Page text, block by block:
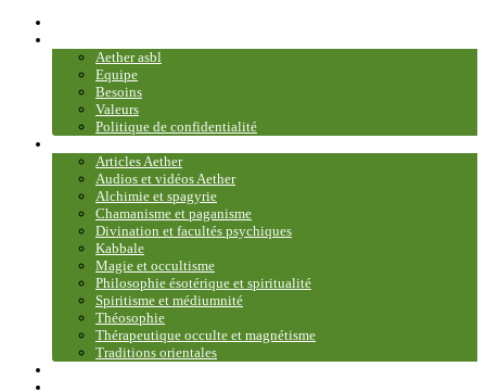
Aether asbl
Equipe
Besoins
Valeurs
Politique de confidentialité
Articles Aether
Audios et vidéos Aether
Alchimie et spagyrie
Chamanisme et paganisme
Divination et facultés psychiques
Kabbale
Magie et occultisme
Philosophie ésotérique et spiritualité
Spiritisme et médiumnité
Théosophie
Thérapeutique occulte et magnétisme
Traditions orientales